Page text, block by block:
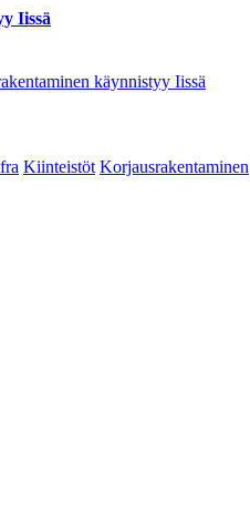
Iissä
käynnistyy Iissä
Kiinteistöt Korjausrakentaminen